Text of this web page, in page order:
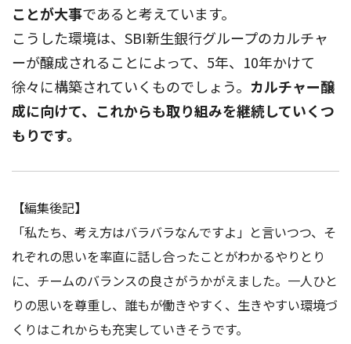
ことが大事であると考えています。
こうした環境は、SBI新生銀行グループのカルチャ
ーが醸成されることによって、5年、10年かけて
徐々に構築されていくものでしょう。 カルチャー醸
成に向けて、これからも取り組みを継続していくつ
もりです。
【編集後記】
「私たち、考え方はバラバラなんですよ」と言いつつ、そ
れぞれの思いを率直に話し合ったことがわかるやりとり
に、チームのバランスの良さがうかがえました。一人ひと
りの思いを尊重し、誰もが働きやすく、生きやすい環境づ
くりはこれからも充実していきそうです。